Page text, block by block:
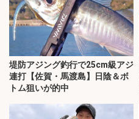
堤防アジング釣行で25cm級アジ
連打【佐賀・馬渡島】日陰＆ボ
トム狙いが的中